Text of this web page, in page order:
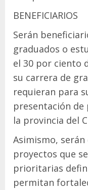
BENEFICIARIOS
Serán
graduados o
el 30 por ciento
su carrera de
requieran para
presentación de
la provincia del
Asimismo,
proyectos que
prioritarias
permitan